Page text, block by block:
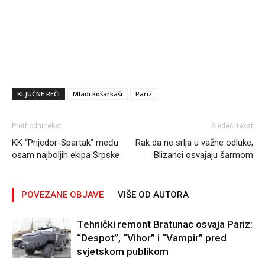
KLJUČNE REČI Mladi košarkaši Pariz
Prethodni tekst
KK “Prijedor-Spartak” među
osam najboljih ekipa Srpske
Sledeći tekst
Rak da ne srlja u važne odluke,
Blizanci osvajaju šarmom
POVEZANE OBJAVE VIŠE OD AUTORA
Tehnički remont Bratunac osvaja Pariz:
“Despot”, “Vihor” i “Vampir” pred
svjetskom publikom